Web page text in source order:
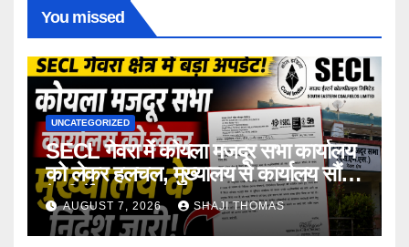
You missed
UNCATEGORIZED
SECL गेवरा में कोयला मजदूर सभा कार्यालय
को लेकर हलचल, मुख्यालय से कार्यालय सौंपने
के निर्देश।
AUGUST 7, 2026 SHAJI THOMAS